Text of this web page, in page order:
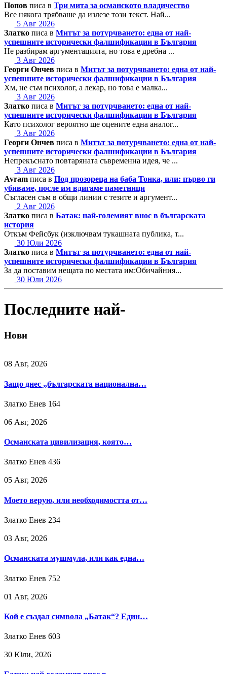
Попов писа в Три мита за османското владичество
Все някога трябваше да излезе този текст. Най...
5 Авг 2026
Златко писа в Митът за потурчването: една от най-
успешните исторически фалшификации в България
Не разбирам аргументацията, но това е дребна ...
3 Авг 2026
Георги Ончев писа в Митът за потурчването: една от най-
успешните исторически фалшификации в България
Хм, не съм психолог, а лекар, но това е малка...
3 Авг 2026
Златко писа в Митът за потурчването: една от най-
успешните исторически фалшификации в България
Като психолог вероятно ще оцените една аналог...
3 Авг 2026
Георги Ончев писа в Митът за потурчването: една от най-
успешните исторически фалшификации в България
Непрекъснато повтаряната съвременна идея, че ...
3 Авг 2026
Avram писа в Под прозореца на баба Тонка, или: първо ги
убиваме, после им вдигаме паметници
Съгласен съм в общи линии с тезите и аргумент...
2 Авг 2026
Златко писа в Батак: най-големият внос в българската
история
Откъм Фейсбук (изключвам тукашната публика, т...
30 Юли 2026
Златко писа в Митът за потурчването: една от най-
успешните исторически фалшификации в България
За да поставим нещата по местата им:Обичайния...
30 Юли 2026
Последните най-
Нови
08 Авг, 2026
Защо днес „българската национална…
Златко Енев 164
06 Авг, 2026
Османската цивилизация, която…
Златко Енев 436
05 Авг, 2026
Моето верую, или необходимостта от…
Златко Енев 234
03 Авг, 2026
Османската мушмула, или как една…
Златко Енев 752
01 Авг, 2026
Кой е създал символа „Батак“? Един…
Златко Енев 603
30 Юли, 2026